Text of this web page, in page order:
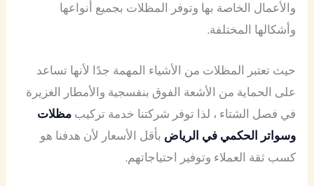
والأعمال الخاصة بها وتوفر المظلات بجميع أنواعها
وأشكالها المختلفة.
حيث تعتبر المظلات من الأشياء المهمة جدًا لأنها تساعد
على الحماية من الأشعة الفوق بنفسجية والأمطار الغزيرة
في فصل الشتاء ، لذا توفر شركتنا خدمة تركيبمظلات
وسواتر الحكمي في الرياض بأقل الأسعار لأن هدفنا هو
كسب ثقة العملاء وتوفير احتياجاتهم.